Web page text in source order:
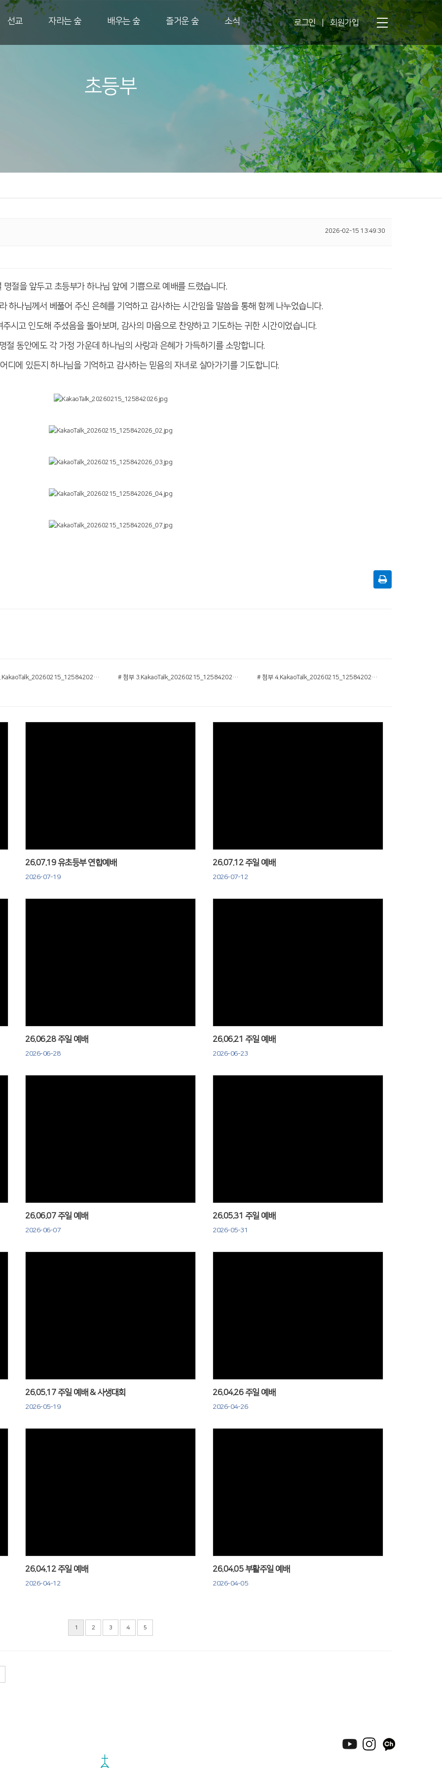
로그인 | 회원가입
선교 자라는 숲 배우는 숲 즐거운 숲 소식
초등부
2026-02-15 13:49:30
명절을 앞두고 초등부가 하나님 앞에 기쁨으로 예배를 드렸습니다.
하나님께서 베풀어 주신 은혜를 기억하고 감사하는 시간임을 말씀을 통해 함께 나누었습니다.
시고 인도해 주셨음을 돌아보며, 감사의 마음으로 찬양하고 기도하는 귀한 시간이었습니다.
절 동안에도 각 가정 가운데 하나님의 사랑과 은혜가 가득하기를 소망합니다.
디에 있든지 하나님을 기억하고 감사하는 믿음의 자녀로 살아가기를 기도합니다.
# 첨부 2.KakaoTalk_20260215_125842026_02.jpg # 첨부 3.KakaoTalk_20260215_125842026_03.jpg # 첨부 4.KakaoTalk_20260215_125842026_04.jpg
26.07.19 유초등부 연합예배
2026-07-19
26.07.12 주일 예배
2026-07-12
26.06.28 주일 예배
2026-06-28
26.06.21 주일 예배
2026-06-23
26.06.07 주일 예배
2026-06-07
26.05.31 주일 예배
2026-05-31
26.05.17 주일 예배 & 사생대회
2026-05-19
26.04.26 주일 예배
2026-04-26
26.04.12 주일 예배
2026-04-12
26.04.05 부활주일 예배
2026-04-05
1 2 3 4 5